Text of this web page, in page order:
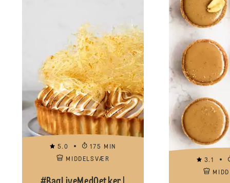
5.0
175 MIN
MIDDELSVÆR
3.1